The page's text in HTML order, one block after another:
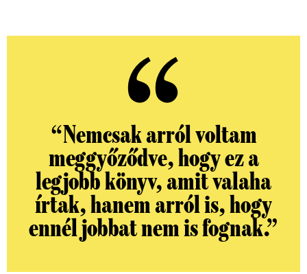
“Nemcsak arról voltam
meggyőződve, hogy ez a
legjobb könyv, amit valaha
írtak, hanem arról is, hogy
ennél jobbat nem is fognak.”